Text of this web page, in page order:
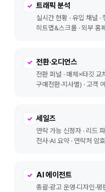
✓ 트래픽 분석
실시간 현황 · 유입 채널 ·
히트맵&스크롤 · 외부 홈
✓ 전환·오디언스
전환 퍼널 · 매체×타깃 교
구매전환·지사별) · 고객
✓ 세일즈
연락 가능 신청자 · 리드
전사·AI 요약 · 연락처 암
✓ AI 에이전트
총괄·광고 운영·디자인·